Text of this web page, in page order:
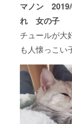
マノン 2019/
れ 女の子
チュールが大
も人懐っこい